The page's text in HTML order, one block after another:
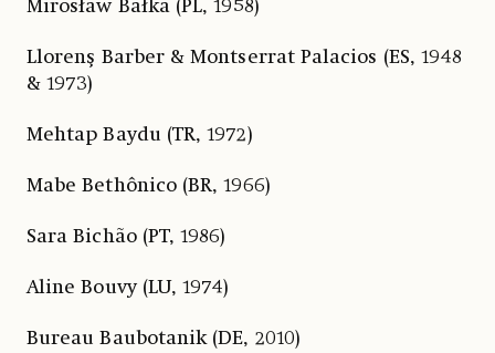
Mirosław Bałka (PL, 1958)
Llorenş Barber & Montserrat Palacios (ES, 1948
& 1973)
Mehtap Baydu (TR, 1972)
Mabe Bethônico (BR, 1966)
Sara Bichão (PT, 1986)
Aline Bouvy (LU, 1974)
Bureau Baubotanik (DE, 2010)